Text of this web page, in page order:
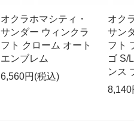
オクラホマシティ・
サンダー ウィンクラ
フト クローム オート
エンブレム
6,560円(税込)
オク
サン
フト
ゴ S/
ンス
8,140